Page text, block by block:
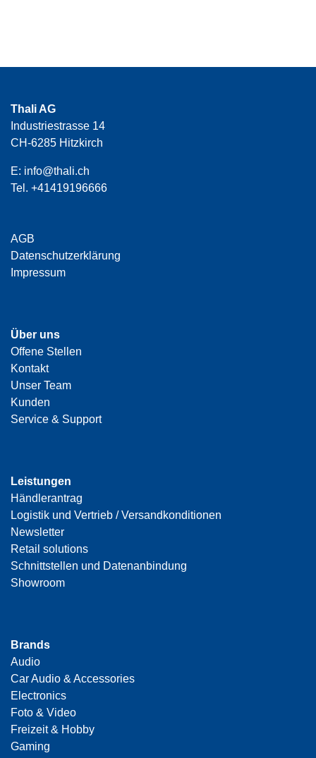
Thali AG
Industriestrasse 14
CH-6285 Hitzkirch
E: info@thali.ch
Tel. +41419196666
AGB
Datenschutzerklärung
Impressum
Über uns
Offene Stellen
Kontakt
Unser Team
Kunden
Service & Support
Leistungen
Händlerantrag
Logistik und Vertrieb / Versandkonditionen
Newsletter
Retail solutions
Schnittstellen und Datenanbindung
Showroom
Brands
Audio
Car Audio & Accessories
Electronics
Foto & Video
Freizeit & Hobby
Gaming